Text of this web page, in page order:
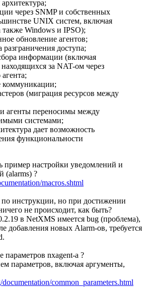
через SNMP и собственных
UNIX систем, включая
также Windows и IPSO);
обновление агентов;
разграничения доступа;
информации (включая
за NAT-ом через
(миграция ресурсов между
агенты переносимы между
системами;
дает возможность
функциональности
пример настройки уведомлений и
(alarms) ?
macros.shtml
инструкции, но при достижении
не происходит, как быть?
в NetXMS имеется bug (проблема),
добавления новых Alarm-ов, требуется
параметров nxagent-а ?
параметров, включая аргументы,
common_parameters.html